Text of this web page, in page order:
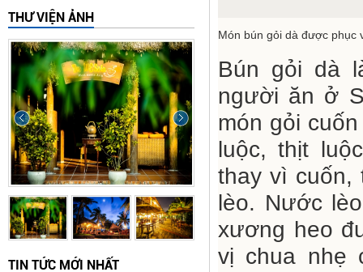
THƯ VIỆN ẢNH
TIN TỨC MỚI NHẤT
Món bún gỏi dà được phục
Bún gỏi dà
người ăn ở
món gỏi
luộc, thịt
thay vì cuốn,
lèo. Nước
xương heo
vị chua nhẹ